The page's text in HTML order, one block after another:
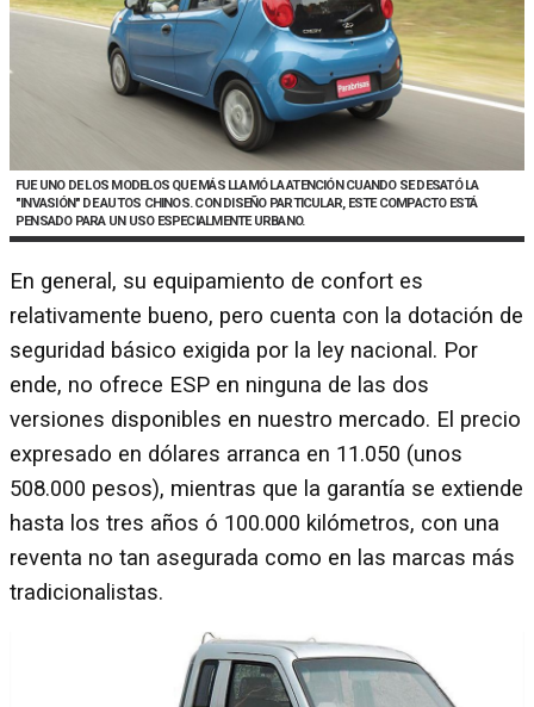
FUE UNO DE LOS MODELOS QUE MÁS LLAMÓ LA ATENCIÓN CUANDO SE DESATÓ LA
"INVASIÓN" DE AUTOS CHINOS. CON DISEÑO PARTICULAR, ESTE COMPACTO ESTÁ
PENSADO PARA UN USO ESPECIALMENTE URBANO.
En general, su equipamiento de confort es
relativamente bueno, pero cuenta con la dotación de
seguridad básico exigida por la ley nacional. Por
ende, no ofrece ESP en ninguna de las dos
versiones disponibles en nuestro mercado. El precio
expresado en dólares arranca en 11.050 (unos
508.000 pesos), mientras que la garantía se extiende
hasta los tres años ó 100.000 kilómetros, con una
reventa no tan asegurada como en las marcas más
tradicionalistas.